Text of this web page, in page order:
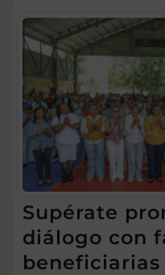
Supérate
diálogo con